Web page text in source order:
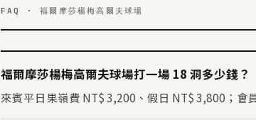
FAQ · 福爾摩莎楊梅高爾夫球場
福爾摩莎楊梅高爾夫球場打一場 18 洞多少錢？
來賓平日果嶺費 NT$ 3,200、假日 NT$ 3,800；會